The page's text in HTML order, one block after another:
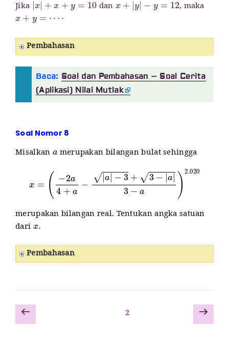
Jika dan , maka
x+y =⋯⋅
Pembahasan
Baca: Soal dan Pembahasan – Soal Cerita
(Aplikasi) Nilai Mutlak
Soal Nomor 8
Misalkan merupakan bilangan bulat sehingga
= |−3+3− 3−a)2.020
merupakan bilangan real. Tentukan angka satuan
darix.
Pembahasan
Paginasi
pos
Laman
sebelumnya
Laman2